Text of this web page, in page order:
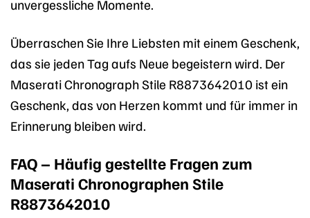
unvergessliche Momente.
Überraschen Sie Ihre Liebsten mit einem Geschenk,
das sie jeden Tag aufs Neue begeistern wird. Der
Maserati Chronograph Stile R8873642010 ist ein
Geschenk, das von Herzen kommt und für immer in
Erinnerung bleiben wird.
FAQ – Häufig gestellte Fragen zum
Maserati Chronographen Stile
R8873642010